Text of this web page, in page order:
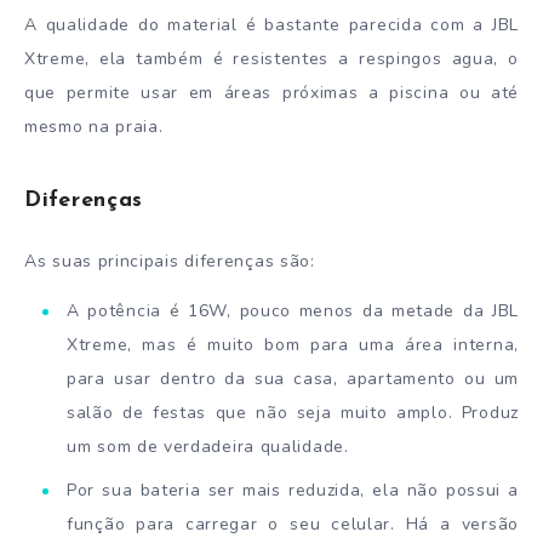
A qualidade do material é bastante parecida com a JBL
Xtreme, ela também é resistentes a respingos agua, o
que permite usar em áreas próximas a piscina ou até
mesmo na praia.
Diferenças
As suas principais diferenças são:
A potência é 16W, pouco menos da metade da JBL
Xtreme, mas é muito bom para uma área interna,
para usar dentro da sua casa, apartamento ou um
salão de festas que não seja muito amplo. Produz
um som de verdadeira qualidade.
Por sua bateria ser mais reduzida, ela não possui a
função para carregar o seu celular. Há a versão